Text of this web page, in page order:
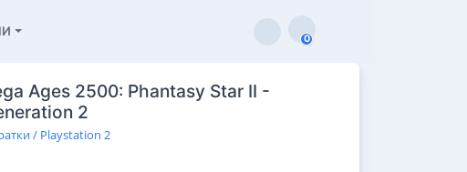
0
0
Ages 2500: Phantasy Star II -
2
/ Playstation 2